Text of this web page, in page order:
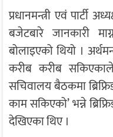
प्रधानमन्त्री एवं पार्टी
बजेटबारे जानकारी
बोलाइएको थियो ।
करीब करीब
सचिवालय बैठकमा
काम सकिएको’ भन्ने
देखिएका थिए ।